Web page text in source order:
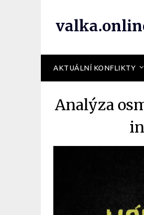
AKTUÁLNÍ KONFLIKTY
Analýza